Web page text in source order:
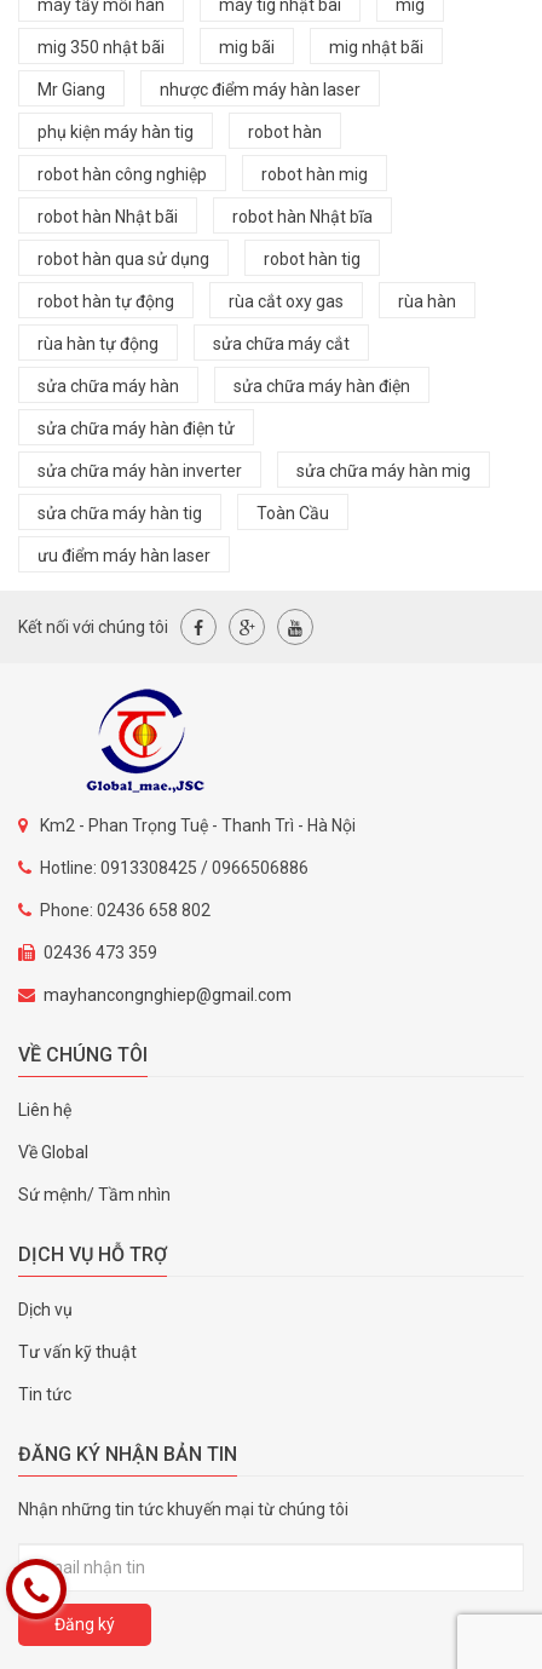
máy tẩy mối hàn máy tig nhật bãi mig
mig 350 nhật bãi mig bãi mig nhật bãi
Mr Giang nhược điểm máy hàn laser
phụ kiện máy hàn tig robot hàn
robot hàn công nghiệp robot hàn mig
robot hàn Nhật bãi robot hàn Nhật bĩa
robot hàn qua sử dụng robot hàn tig
robot hàn tự động rùa cắt oxy gas rùa hàn
rùa hàn tự động sửa chữa máy cắt
sửa chữa máy hàn sửa chữa máy hàn điện
sửa chữa máy hàn điện tử
sửa chữa máy hàn inverter sửa chữa máy hàn mig
sửa chữa máy hàn tig Toàn Cầu
ưu điểm máy hàn laser
Kết nối với chúng tôi
Km2 - Phan Trọng Tuệ - Thanh Trì - Hà Nội
Hotline: 0913308425 / 0966506886
Phone: 02436 658 802
02436 473 359
mayhancongnghiep@gmail.com
VỀ CHÚNG TÔI
Liên hệ
Về Global
Sứ mệnh/ Tầm nhìn
DỊCH VỤ HỖ TRỢ
Dịch vụ
Tư vấn kỹ thuật
Tin tức
ĐĂNG KÝ NHẬN BẢN TIN
Nhận những tin tức khuyến mại từ chúng tôi
Đăng ký